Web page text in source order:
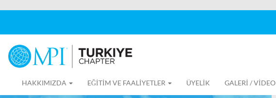
HAKKIMIZDA EĞİTİM VE FAALİYETLER ÜYELİK GALERİ / VİDEO